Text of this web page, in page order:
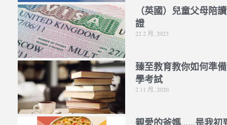
（英國）兒童父母陪
證
22 2 月, 2023
臻至教育教你如何準
學考試
2 11 月, 2020
親愛的爸媽……是我初